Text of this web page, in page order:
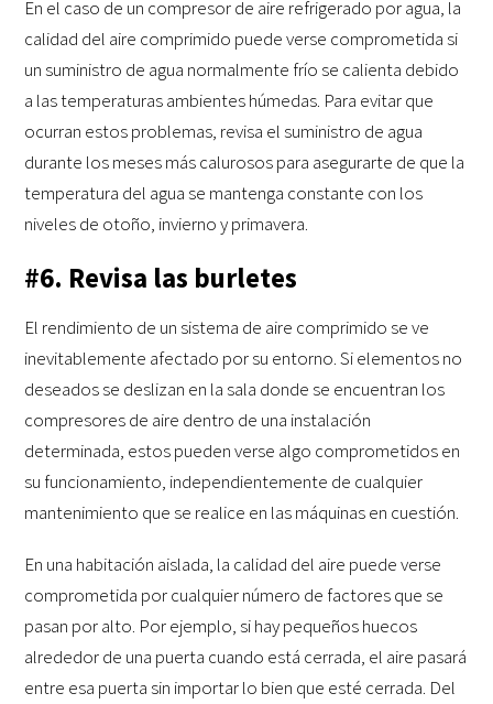
En el caso de un compresor de aire refrigerado por agua, la
calidad del aire comprimido puede verse comprometida si
un suministro de agua normalmente frío se calienta debido
a las temperaturas ambientes húmedas. Para evitar que
ocurran estos problemas, revisa el suministro de agua
durante los meses más calurosos para asegurarte de que la
temperatura del agua se mantenga constante con los
niveles de otoño, invierno y primavera.
#6. Revisa las burletes
El rendimiento de un sistema de aire comprimido se ve
inevitablemente afectado por su entorno. Si elementos no
deseados se deslizan en la sala donde se encuentran los
compresores de aire dentro de una instalación
determinada, estos pueden verse algo comprometidos en
su funcionamiento, independientemente de cualquier
mantenimiento que se realice en las máquinas en cuestión.
En una habitación aislada, la calidad del aire puede verse
comprometida por cualquier número de factores que se
pasan por alto. Por ejemplo, si hay pequeños huecos
alrededor de una puerta cuando está cerrada, el aire pasará
entre esa puerta sin importar lo bien que esté cerrada. Del